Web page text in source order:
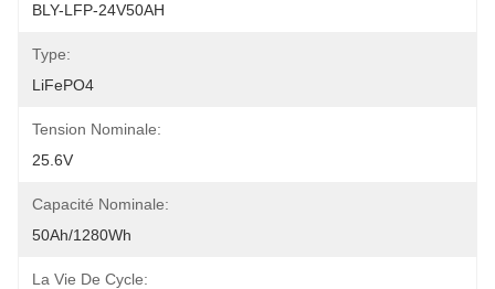
BLY-LFP-24V50AH
Type:
LiFePO4
Tension Nominale:
25.6V
Capacité Nominale:
50Ah/1280Wh
La Vie De Cycle: